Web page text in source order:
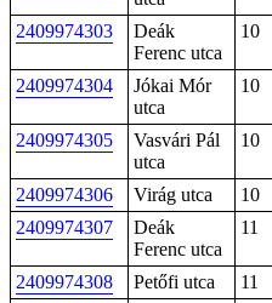
2409974303
Deák
Ferenc utca
10
2409974304
Jókai Mór
utca
10
2409974305
Vasvári Pál
utca
10
2409974306 Virág utca 10
2409974307
Deák
Ferenc utca
11
2409974308 Petőfi utca 11